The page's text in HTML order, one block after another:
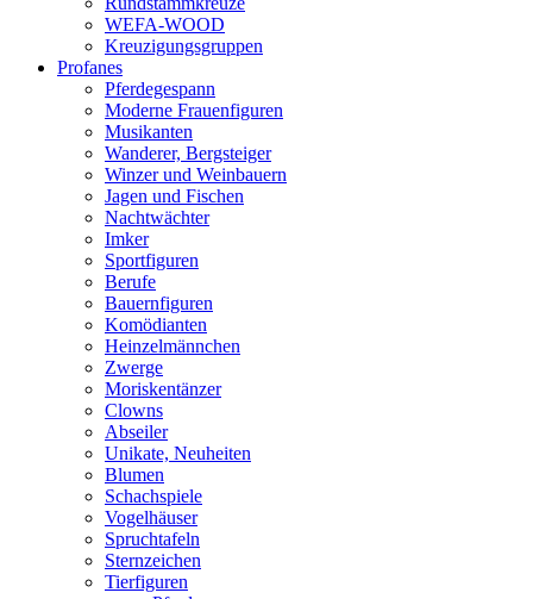
WEFA-WOOD
Kreuzigungsgruppen
Profanes
Pferdegespann
Moderne Frauenfiguren
Musikanten
Wanderer, Bergsteiger
Winzer und Weinbauern
Jagen und Fischen
Nachtwächter
Imker
Sportfiguren
Berufe
Bauernfiguren
Komödianten
Heinzelmännchen
Zwerge
Moriskentänzer
Clowns
Abseiler
Unikate, Neuheiten
Blumen
Schachspiele
Vogelhäuser
Spruchtafeln
Sternzeichen
Tierfiguren